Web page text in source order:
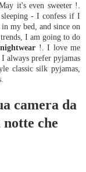
it's even sweeter !.
- I confess if I
my bed, and since on
I am going to do
nightwear !. I love me
I always prefer pyjamas
classic silk pyjamas,
camera da
che